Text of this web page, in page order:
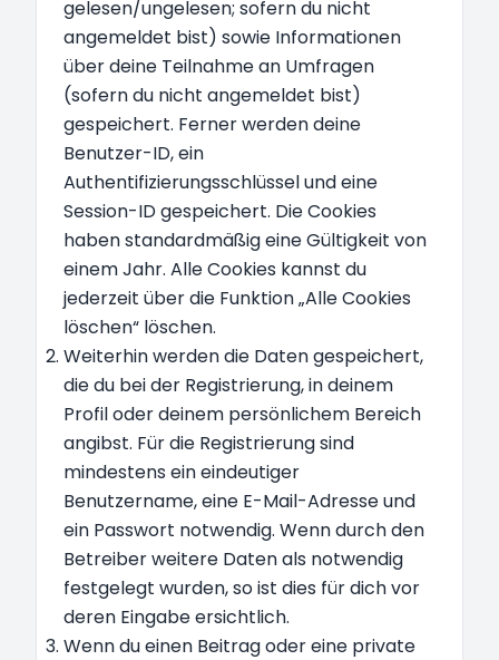
gelesen/ungelesen; sofern du nicht
angemeldet bist) sowie Informationen
über deine Teilnahme an Umfragen
(sofern du nicht angemeldet bist)
gespeichert. Ferner werden deine
Benutzer-ID, ein
Authentifizierungsschlüssel und eine
Session-ID gespeichert. Die Cookies
haben standardmäßig eine Gültigkeit von
einem Jahr. Alle Cookies kannst du
jederzeit über die Funktion „Alle Cookies
löschen“ löschen.
Weiterhin werden die Daten gespeichert,
die du bei der Registrierung, in deinem
Profil oder deinem persönlichem Bereich
angibst. Für die Registrierung sind
mindestens ein eindeutiger
Benutzername, eine E-Mail-Adresse und
ein Passwort notwendig. Wenn durch den
Betreiber weitere Daten als notwendig
festgelegt wurden, so ist dies für dich vor
deren Eingabe ersichtlich.
Wenn du einen Beitrag oder eine private